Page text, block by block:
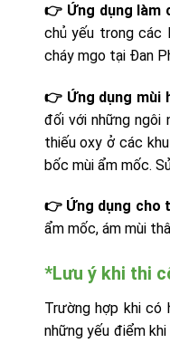
👉 Ứng dụng làm
chủ yếu trong các
cháy mgo tại Đan
👉 Ứng dụng mùi
đối với những ngôi
thiếu oxy ở các
bốc mùi ẩm mốc.
👉 Ứng dụng cho
ẩm mốc, ám mùi
*Lưu ý khi thi
Trường hợp khi có
những yếu điểm